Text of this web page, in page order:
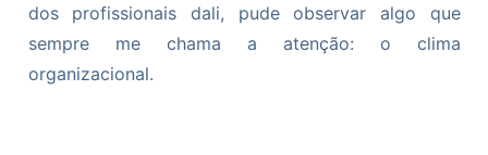
dos profissionais dali, pude observar algo que
sempre me chama a atenção: o clima
organizacional.